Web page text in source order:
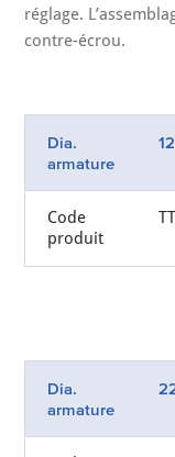
réglage.
contre-écrou.
Dia.
armature
12
Code
produit
Dia.
armature